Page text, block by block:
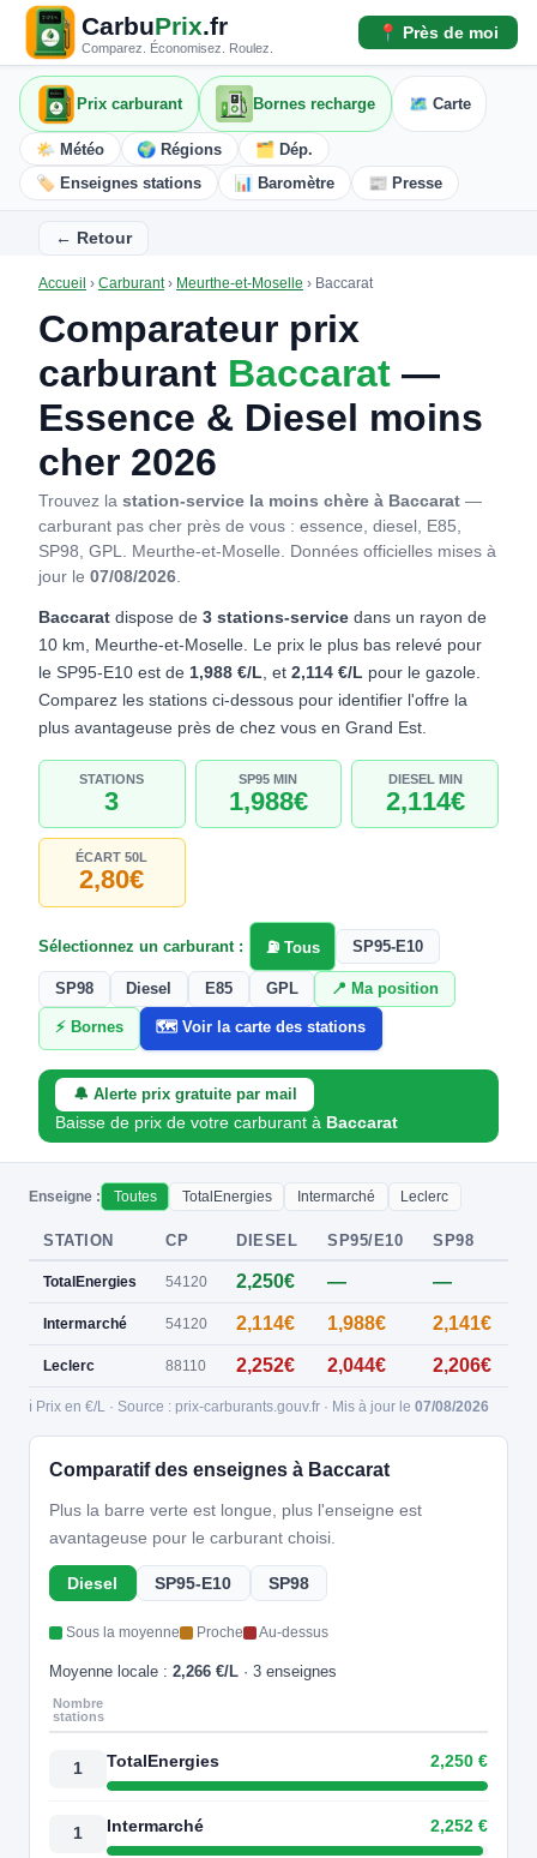
CarbuPrix.fr
Comparez. Économisez. Roulez.
📍 Près de moi
Prix carburant Bornes recharge 🗺️ Carte
🌤️ Météo 🌍 Régions
🗂️ Dép.
🏷️ Enseignes stations
📊 Baromètre 📰 Presse
← Retour
Accueil › Carburant› Meurthe-et-Moselle › Baccarat
Comparateur prix
carburant Baccarat —
Essence & Diesel moins
cher 2026
Trouvez la station-service la moins chère à Baccarat —
carburant pas cher près de vous : essence, diesel, E85,
SP98, GPL. Meurthe-et-Moselle. Données officielles mises à
jour le 07/08/2026.
Baccarat dispose de 3 stations-service dans un rayon de
10 km, Meurthe-et-Moselle. Le prix le plus bas relevé pour
le SP95-E10 est de 1,988 €/L, et 2,114 €/L pour le gazole.
Comparez les stations ci-dessous pour identifier l'offre la
plus avantageuse près de chez vous en Grand Est.
STATIONS
3
SP95 MIN
1,988€
DIESEL MIN
2,114€
ÉCART 50L
2,80€
Sélectionnez un carburant : ⛽ Tous SP95-E10
SP98 Diesel E85 GPL 📍 Ma position
⚡ Bornes 🗺️ Voir la carte des stations
🔔 Alerte prix gratuite par mail
Baisse de prix de votre carburant à Baccarat
Enseigne : Toutes TotalEnergies Intermarché Leclerc
STATION CP DIESEL SP95/E10 SP98
TotalEnergies 54120 2,250€ — —
Intermarché 54120 2,114€ 1,988€ 2,141€
Leclerc 88110 2,252€ 2,044€ 2,206€
ℹ️ Prix en €/L · Source : prix-carburants.gouv.fr · Mis à jour le 07/08/2026
Comparatif des enseignes à Baccarat
Plus la barre verte est longue, plus l'enseigne est
avantageuse pour le carburant choisi.
Diesel SP95-E10 SP98
Sous la moyenne Proche Au-dessus
Moyenne locale : 2,266 €/L · 3 enseignes
Nombre
stations
1 TotalEnergies 2,250 €
1 Intermarché 2,252 €